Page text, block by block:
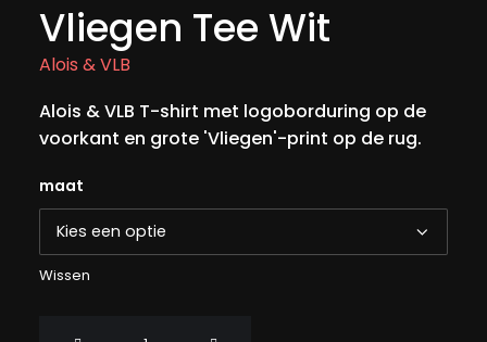
Vliegen Tee Wit
Alois & VLB
Alois & VLB T-shirt met logoborduring op de
voorkant en grote 'Vliegen'-print op de rug.
maat
Wissen